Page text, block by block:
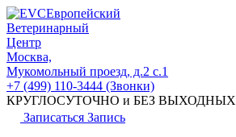
Европейский
Ветеринарный
Центр
Москва,
Мукомольный проезд, д.2 с.1
+7 (499) 110-3444 (Звонки)
КРУГЛОСУТОЧНО и БЕЗ ВЫХОДНЫХ
Записаться Запись